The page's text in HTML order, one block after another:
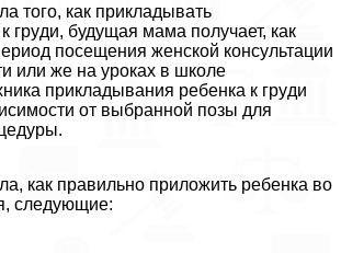
того, как прикладывать
гpyди, будущая мама получает, как
посещения женской консультации
или же на уроках в школе
прикладывания ребенка к гpyди
от выбранной позы для
как правильно приложить ребенка во
следующие: